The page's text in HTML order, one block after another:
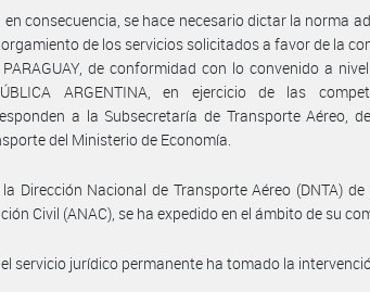
en consecuencia, se hace necesario dictar la norma
de los servicios solicitados a favor de la
PARAGUAY, de conformidad con lo convenido a
ARGENTINA, en ejercicio de las
a la Subsecretaría de Transporte Aéreo,
del Ministerio de Economía.
la Dirección Nacional de Transporte Aéreo (DNTA)
Civil (ANAC), se ha expedido en el ámbito de su
el servicio jurídico permanente ha tomado la